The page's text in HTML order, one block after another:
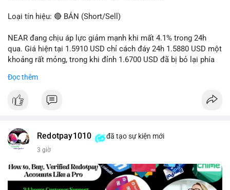
Loại tín hiệu: 🔴 BÁN (Short/Sell)
NEAR đang chịu áp lực giảm mạnh khi mất 4.1% trong 24h
qua. Giá hiện tại 1.5910 USD chỉ cách đáy 24h 1.5880 USD một
khoảng rất mỏng, trong khi đỉnh 1.6700 USD đã bị bỏ lại phía
kiểm soát hoàn toàn. Khối lượng giao dịch 10.29 triệu NEAR
tiếp diễn.
- Vùng Entry: 1.5910 - 1.5980
- Mục tiêu chốt lời (Take Profit - TP): TP1: 1.5700, TP2: 1.5500
Quản trị vốn chặt chẽ, chỉ vào lệnh với rủi ro tối đa 1-2% tài
Đọc thêm
Redotpay1010 đã tạo sự kiện mới
3 giờ